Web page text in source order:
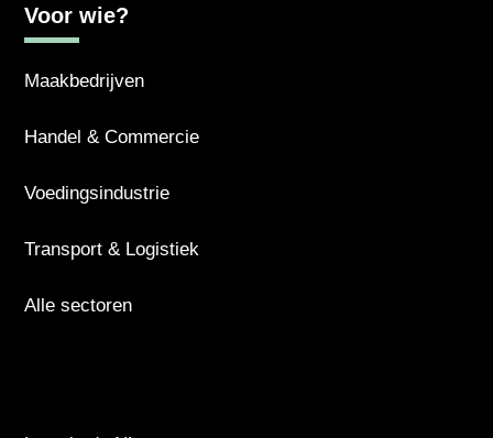
Voor wie?
Maakbedrijven
Handel & Commercie
Voedingsindustrie
Transport & Logistiek
Alle sectoren